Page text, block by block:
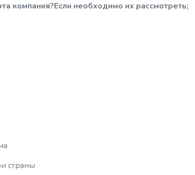
компания?Если необходимо их рассмотреть;
страны